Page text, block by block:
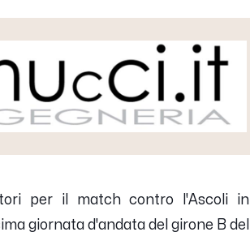
per il match contro l'Ascoli in
giornata d'andata del girone B del